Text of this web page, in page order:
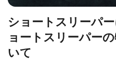
ショートスリーパ
ョートスリーパー
いて